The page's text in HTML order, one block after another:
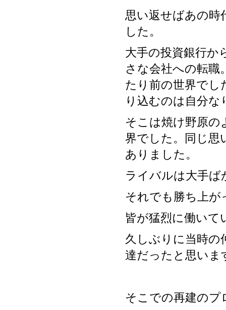
思い返せばあの時
した。
大手の投資銀行か
さな会社への転職
たり前の世界でし
り込むのは自分
そこは焼け野原
界でした。同じ思
ありました。
ライバルは大手ば
それでも勝ち上が
皆が猛烈に働い
久しぶりに当時の
達だったと思いま
そこでの再建のプ